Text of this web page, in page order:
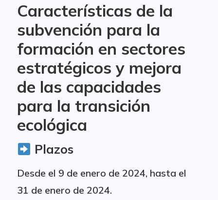
Características de la
subvención para la
formación en sectores
estratégicos y mejora
de las capacidades
para la transición
ecológica
Plazos
Desde el 9 de enero de 2024, hasta el
31 de enero de 2024.